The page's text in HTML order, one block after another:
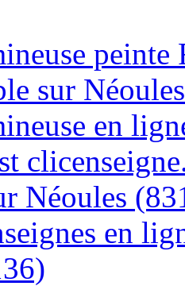
sur
en
Néoules
en